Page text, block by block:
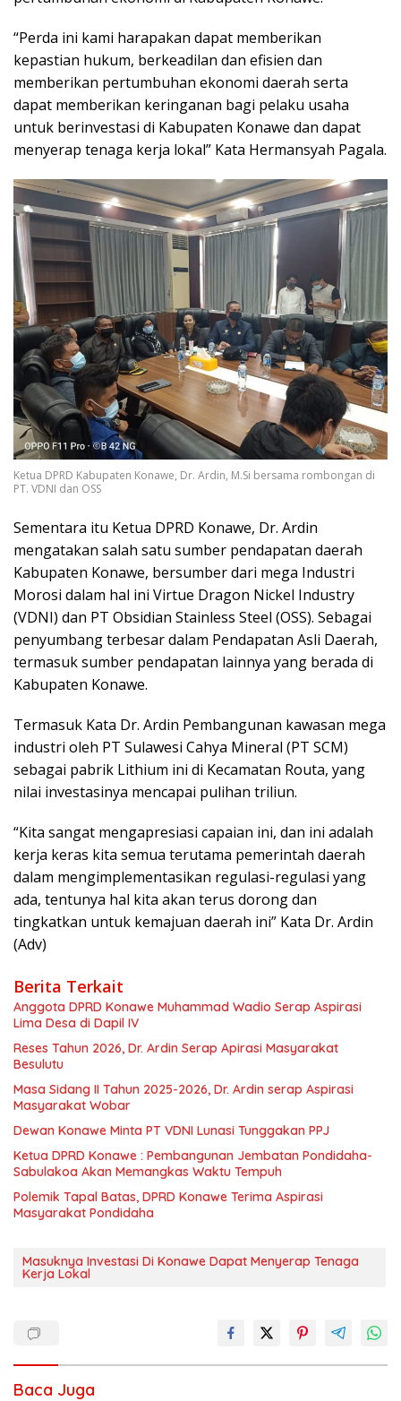
“Perda ini kami harapakan dapat memberikan
kepastian hukum, berkeadilan dan efisien dan
memberikan pertumbuhan ekonomi daerah serta
dapat memberikan keringanan bagi pelaku usaha
untuk berinvestasi di Kabupaten Konawe dan dapat
menyerap tenaga kerja lokal” Kata Hermansyah Pagala.
Ketua DPRD Kabupaten Konawe, Dr. Ardin, M.Si bersama rombongan di
PT. VDNI dan OSS
Sementara itu Ketua DPRD Konawe, Dr. Ardin
mengatakan salah satu sumber pendapatan daerah
Kabupaten Konawe, bersumber dari mega Industri
Morosi dalam hal ini Virtue Dragon Nickel Industry
(VDNI) dan PT Obsidian Stainless Steel (OSS). Sebagai
penyumbang terbesar dalam Pendapatan Asli Daerah,
termasuk sumber pendapatan lainnya yang berada di
Kabupaten Konawe.
Termasuk Kata Dr. Ardin Pembangunan kawasan mega
industri oleh PT Sulawesi Cahya Mineral (PT SCM)
sebagai pabrik Lithium ini di Kecamatan Routa, yang
nilai investasinya mencapai pulihan triliun.
“Kita sangat mengapresiasi capaian ini, dan ini adalah
kerja keras kita semua terutama pemerintah daerah
dalam mengimplementasikan regulasi-regulasi yang
ada, tentunya hal kita akan terus dorong dan
tingkatkan untuk kemajuan daerah ini” Kata Dr. Ardin
(Adv)
Berita Terkait
Anggota DPRD Konawe Muhammad Wadio Serap Aspirasi
Lima Desa di Dapil IV
Reses Tahun 2026, Dr. Ardin Serap Apirasi Masyarakat
Besulutu
Masa Sidang II Tahun 2025-2026, Dr. Ardin serap Aspirasi
Masyarakat Wobar
Dewan Konawe Minta PT VDNI Lunasi Tunggakan PPJ
Ketua DPRD Konawe : Pembangunan Jembatan Pondidaha-
Sabulakoa Akan Memangkas Waktu Tempuh
Polemik Tapal Batas, DPRD Konawe Terima Aspirasi
Masyarakat Pondidaha
Masuknya Investasi Di Konawe Dapat Menyerap Tenaga
Kerja Lokal
Baca Juga